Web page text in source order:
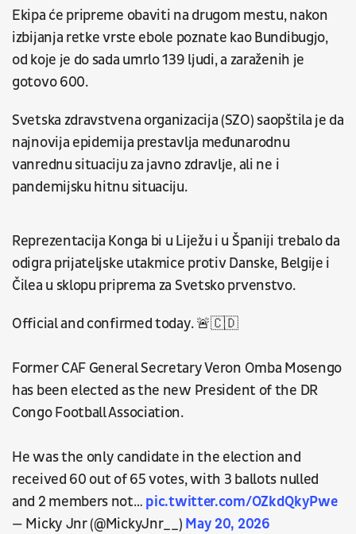
Ekipa će pripreme obaviti na drugom mestu, nakon
izbijanja retke vrste ebole poznate kao Bundibugjo,
od koje je do sada umrlo 139 ljudi, a zaraženih je
gotovo 600.
Svetska zdravstvena organizacija (SZO) saopštila je da
najnovija epidemija prestavlja međunarodnu
vanrednu situaciju za javno zdravlje, ali ne i
pandemijsku hitnu situaciju.
Reprezentacija Konga bi u Liježu i u Španiji trebalo da
odigra prijateljske utakmice protiv Danske, Belgije i
Čilea u sklopu priprema za Svetsko prvenstvo.
Official and confirmed today. 🚨🇨🇩
Former CAF General Secretary Veron Omba Mosengo
has been elected as the new President of the DR
Congo Football Association.
He was the only candidate in the election and
received 60 out of 65 votes, with 3 ballots nulled
and 2 members not… pic.twitter.com/OZkdQkyPwe
— Micky Jnr (@MickyJnr__) May 20, 2026